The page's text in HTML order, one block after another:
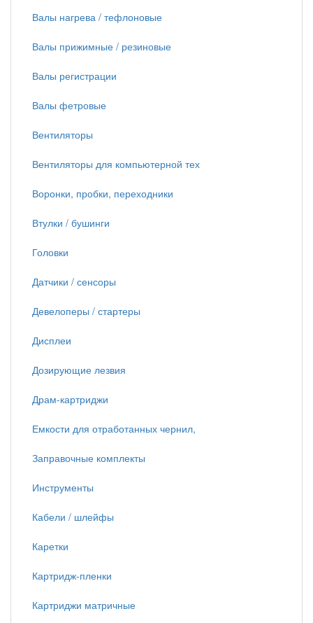
Валы нагрева / тефлоновые
Валы прижимные / резиновые
Валы регистрации
Валы фетровые
Вентиляторы
Вентиляторы для компьютерной тех
Воронки, пробки, переходники
Втулки / бушинги
Головки
Датчики / сенсоры
Девелоперы / стартеры
Дисплеи
Дозирующие лезвия
Драм-картриджи
Емкости для отработанных чернил,
Заправочные комплекты
Инструменты
Кабели / шлейфы
Каретки
Картридж-пленки
Картриджи матричные